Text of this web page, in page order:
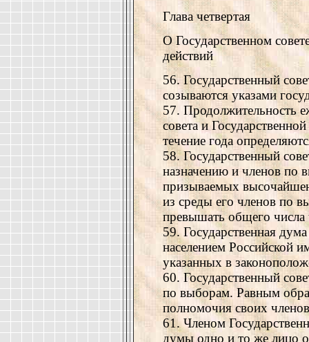
Глава четвертая
О Государственном
действий
56. Государственный
созываются указами
57. Продолжительность
совета и
течение года
58. Государственный
назначению и членов по
призываемых
из среды его членов по
превышать общего
59. Государственная
населением Российской
указанных в
60. Государственный
по выборам. Равным
полномочия своих
61. Членом
думы одно и то же лицо